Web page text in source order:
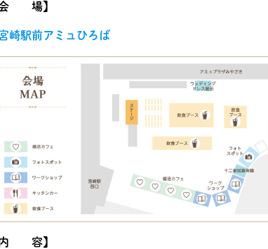
場】
崎駅前アミュひろば
容】